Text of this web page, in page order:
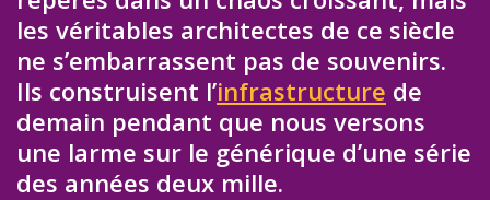
les véritables architectes de ce siècle
ne s’embarrassent pas de souvenirs.
Ils construisent l’infrastructure de
demain pendant que nous versons
une larme sur le générique d’une série
des années deux mille.